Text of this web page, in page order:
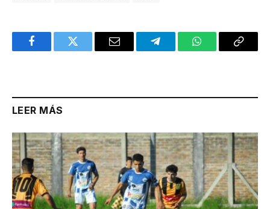
FacebookTwitter Email TelegramWhatsAppCopy
LEER MÁS